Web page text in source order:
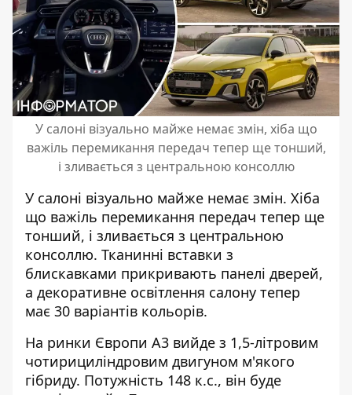
У салоні візуально майже немає змін, хіба що
важіль перемикання передач тепер ще тонший,
і зливається з центральною консоллю
У салоні візуально майже немає змін. Хіба
що важіль перемикання передач тепер ще
тонший, і зливається з центральною
консоллю. Тканинні вставки з
блискавками прикривають панелі дверей,
а декоративне освітлення салону тепер
має 30 варіантів кольорів.
На ринки Європи А3 вийде з 1,5-літровим
чотирициліндровим двигуном м'якого
гібриду. Потужність 148 к.с., він буде